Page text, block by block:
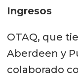
Ingresos
OTAQ, que
Aberdeen y
colaborado